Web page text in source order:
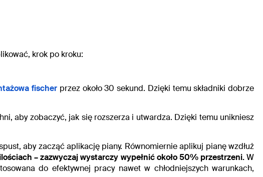
krok po kroku:
fischer przez około 30 sekund. Dzięki temu składniki dobrze
aby zobaczyć, jak się rozszerza i utwardza. Dzięki temu unikniesz
aby zacząć aplikację piany. Równomiernie aplikuj pianę wzdłuż
– zazwyczaj wystarczy wypełnić około 50% przestrzeni.W
do efektywnej pracy nawet w chłodniejszych warunkach,